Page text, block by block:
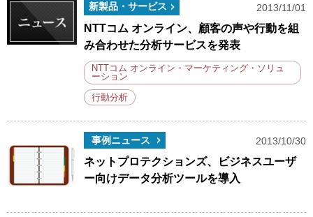
新製品・サービス 2013/11/01
NTTコム オンライン、顧客の声や行動を組
み合わせた分析サービスを発表
NTTコム オンライン・マーケティング・ソリュ
ーション
行動分析
事例ニュース 2013/10/30
ネットプロテクションズ、ビジネスユーザ
ー向けデータ分析ツールを導入